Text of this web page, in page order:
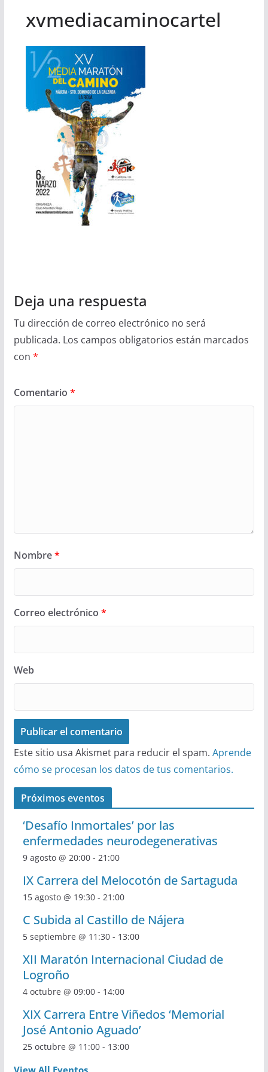
xvmediacaminocartel
Deja una respuesta
Tu dirección de correo electrónico no será
publicada. Los campos obligatorios están marcados
con *
Comentario *
Nombre*
Correo electrónico *
Web
Este sitio usa Akismet para reducir el spam. Aprende
cómo se procesan los datos de tus comentarios.
Próximos eventos
‘Desafío Inmortales’ por las
enfermedades neurodegenerativas
9 agosto @ 20:00- 21:00
IX Carrera del Melocotón de Sartaguda
15 agosto @ 19:30- 21:00
C Subida al Castillo de Nájera
5 septiembre @ 11:30- 13:00
XII Maratón Internacional Ciudad de
Logroño
4 octubre @ 09:00- 14:00
XIX Carrera Entre Viñedos ‘Memorial
José Antonio Aguado’
25 octubre @ 11:00- 13:00
View All Eventos